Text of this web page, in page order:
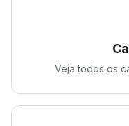
Veja todos os